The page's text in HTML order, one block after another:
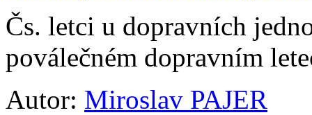
Čs. letci u dopravních
poválečném dopravním
Autor: Miroslav PAJER